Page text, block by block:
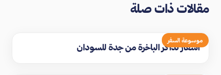
مقالات ذات صلة
موسوعة السفر
اسعار تذاكر الباخرة من جدة للسودان